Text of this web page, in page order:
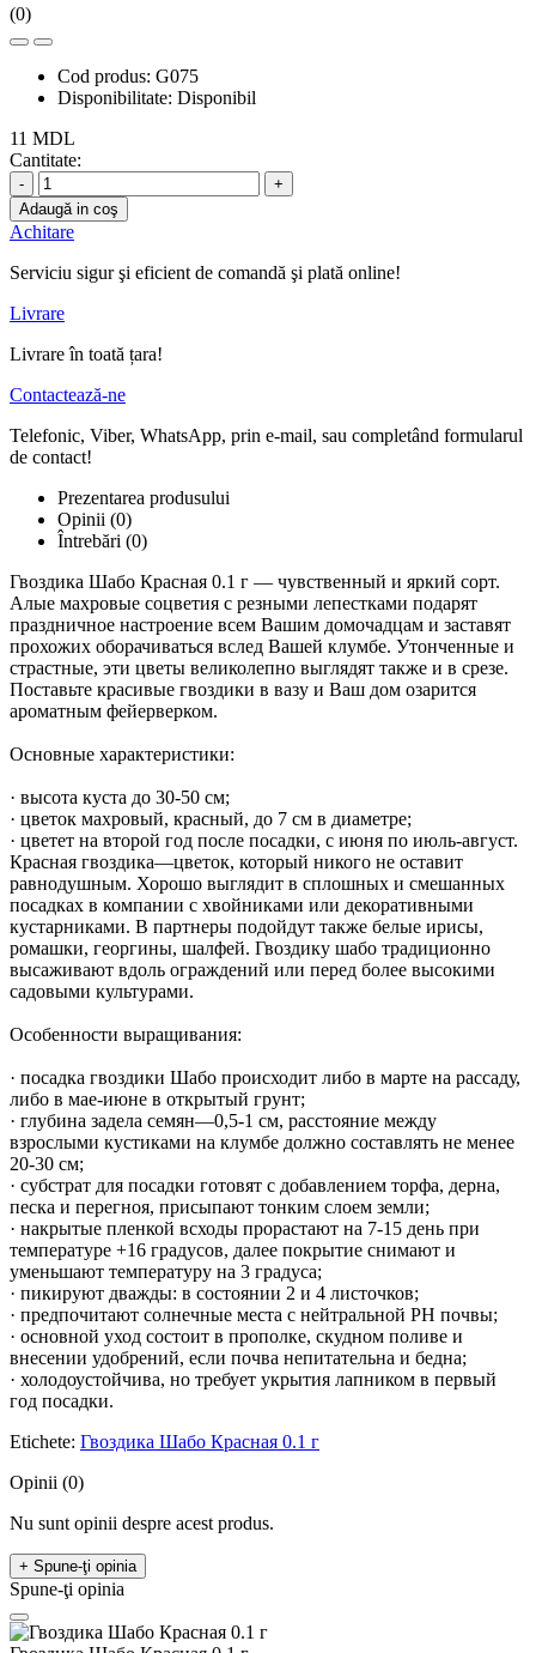
(0)
Cod produs: G075
Disponibilitate: Disponibil
11 MDL
Cantitate:
-
+
Adaugă in coş
Achitare
Serviciu sigur şi eficient de comandă şi plată online!
Livrare
Livrare în toată țara!
Contactează-ne
Telefonic, Viber, WhatsApp, prin e-mail, sau completând formularul
de contact!
Prezentarea produsului
Opinii (0)
Întrebări (0)
Гвоздика Шабо Красная 0.1 г — чувственный и яркий сорт.
Алые махровые соцветия с резными лепестками подарят
праздничное настроение всем Вашим домочадцам и заставят
прохожих оборачиваться вслед Вашей клумбе. Утонченные и
страстные, эти цветы великолепно выглядят также и в срезе.
Поставьте красивые гвоздики в вазу и Ваш дом озарится
ароматным фейерверком.
Основные характеристики:
· высота куста до 30-50 см;
· цветок махровый, красный, до 7 см в диаметре;
· цветет на второй год после посадки, с июня по июль-август.
Красная гвоздика—цветок, который никого не оставит
равнодушным. Хорошо выглядит в сплошных и смешанных
посадках в компании с хвойниками или декоративными
кустарниками. В партнеры подойдут также белые ирисы,
ромашки, георгины, шалфей. Гвоздику шабо традиционно
высаживают вдоль ограждений или перед более высокими
садовыми культурами.
Особенности выращивания:
· посадка гвоздики Шабо происходит либо в марте на рассаду,
либо в мае-июне в открытый грунт;
· глубина задела семян—0,5-1 см, расстояние между
взрослыми кустиками на клумбе должно составлять не менее
20-30 см;
· субстрат для посадки готовят с добавлением торфа, дерна,
песка и перегноя, присыпают тонким слоем земли;
· накрытые пленкой всходы прорастают на 7-15 день при
температуре +16 градусов, далее покрытие снимают и
уменьшают температуру на 3 градуса;
· пикируют дважды: в состоянии 2 и 4 листочков;
· предпочитают солнечные места с нейтральной РН почвы;
· основной уход состоит в прополке, скудном поливе и
внесении удобрений, если почва непитательна и бедна;
· холодоустойчива, но требует укрытия лапником в первый
год посадки.
Etichete: Гвоздика Шабо Красная 0.1 г
Opinii (0)
Nu sunt opinii despre acest produs.
+ Spune-ţi opinia
Spune-ţi opinia